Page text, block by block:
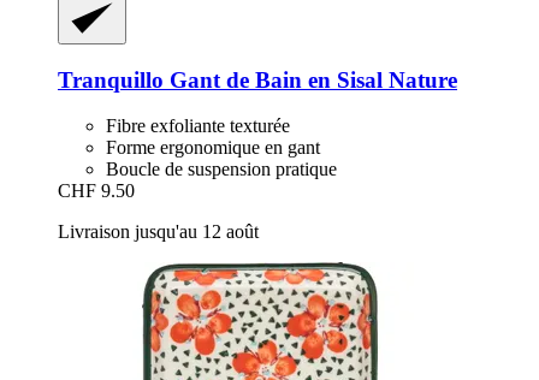
Tranquillo Gant de Bain en Sisal Nature
Fibre exfoliante texturée
Forme ergonomique en gant
Boucle de suspension pratique
CHF 9.50
Livraison jusqu'au 12 août